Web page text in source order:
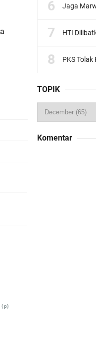
(p)
Jaga Marwah dan
HTI Dilibatkan,
PKS Tolak Pancasila
TOPIK
Komentar